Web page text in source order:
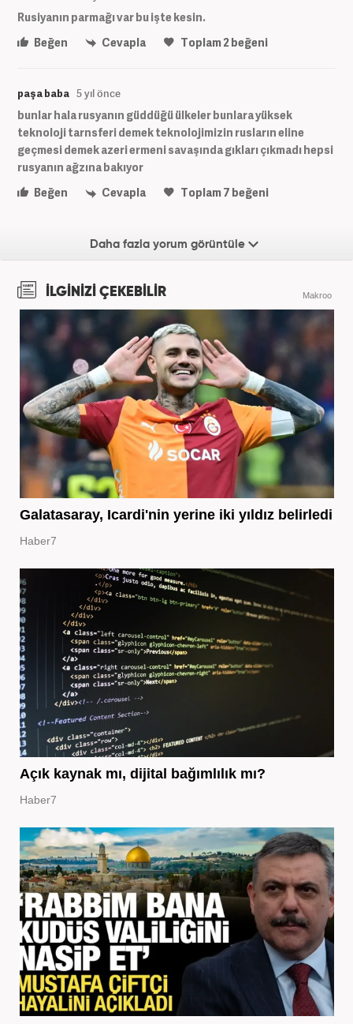
Rusiyanın parmağı var bu işte kesin.
Beğen
Cevapla Toplam2beğeni
paşa baba 5 yıl önce
bunlar hala rusyanın güddüğü ülkeler bunlara yüksek
teknoloji tarnsferi demek teknolojimizin rusların eline
geçmesi demek azeri ermeni savaşında gıkları çıkmadı hepsi
rusyanın ağzına bakıyor
Beğen
Cevapla Toplam7 beğeni
Daha fazla yorum görüntüle
İLGİNİZİ ÇEKEBİLİR Makroo
Galatasaray, Icardi'nin yerine iki yıldız belirledi
Haber7
Açık kaynak mı, dijital bağımlılık mı?
Haber7